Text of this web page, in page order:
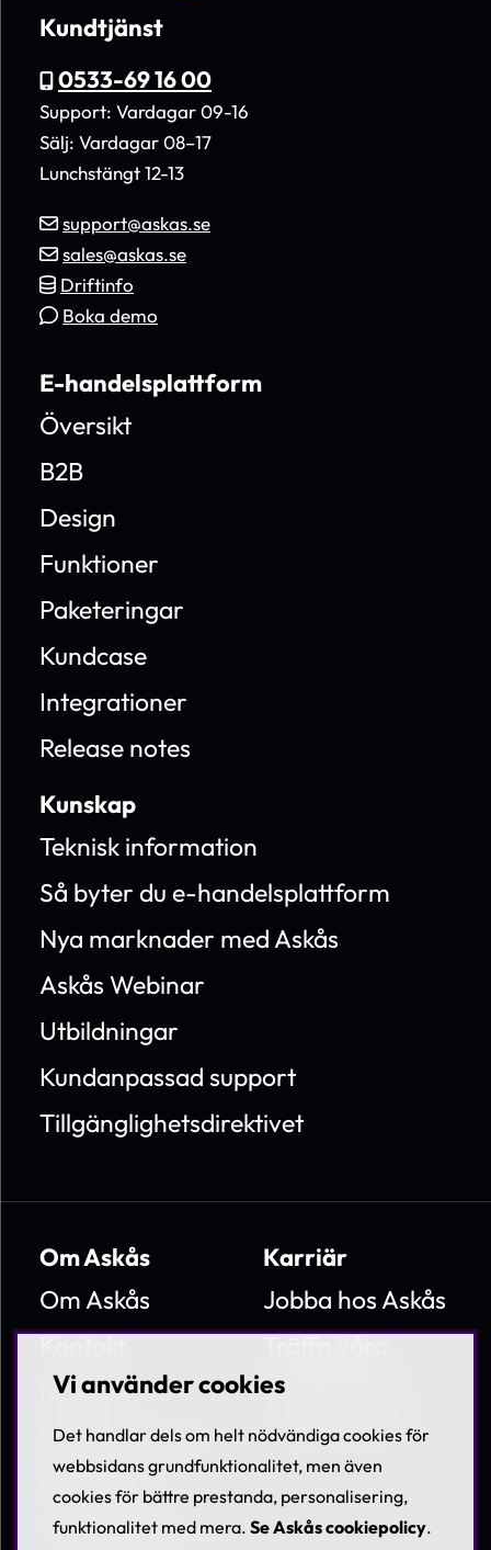
Kundtjänst
0533-69 16 00
Support: Vardagar 09-16
Sälj: Vardagar 08–17
Lunchstängt 12-13
support@askas.se
sales@askas.se
Driftinfo
Boka demo
E-handelsplattform
Översikt
B2B
Design
Funktioner
Paketeringar
Kundcase
Integrationer
Release notes
Kunskap
Teknisk information
Så byter du e-handelsplattform
Nya marknader med Askås
Askås Webinar
Utbildningar
Kundanpassad support
Tillgänglighetsdirektivet
Om Askås
Om Askås
Nyheter
Villkor & Policies
Hållbarhet
Visselblåsning
Karriär
Jobba hos Askås
medarbetare
Lediga tjänster
Vi använder cookies
Det handlar dels om helt nödvändiga cookies för
webbsidans grundfunktionalitet, men även
cookies för bättre prestanda, personalisering,
funktionalitet med mera. Se Askås cookiepolicy.